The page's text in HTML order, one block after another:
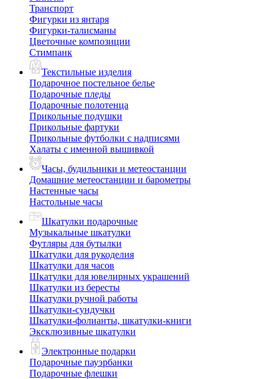
Транспорт
Фигурки из янтаря
Фигурки-талисманы
Цветочные композиции
Стимпанк
Текстильные изделия
Подарочное постельное белье
Подарочные пледы
Подарочные полотенца
Прикольные подушки
Прикольные фартуки
Прикольные футболки с надписями
Халаты с именной вышивкой
Часы, будильники и метеостанции
Домашние метеостанции и барометры
Настенные часы
Настольные часы
Шкатулки подарочные
Музыкальные шкатулки
Футляры для бутылки
Шкатулки для рукоделия
Шкатулки для часов
Шкатулки для ювелирных украшений
Шкатулки из бересты
Шкатулки ручной работы
Шкатулки-сундучки
Шкатулки-фолианты, шкатулки-книги
Эксклюзивные шкатулки
Электронные подарки
Подарочные пауэрбанки
Подарочные флешки